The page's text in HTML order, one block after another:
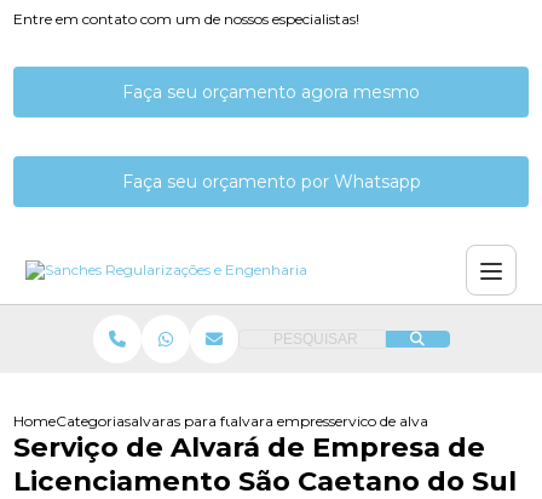
Entre em contato com um de nossos especialistas!
Faça seu orçamento agora mesmo
Faça seu orçamento por Whatsapp
PESQUISAR
HomeCategoriasalvaras para funcionamentoalvara empresa funcionamento
servico de alvara de empresa
Serviço de Alvará de Empresa de
Licenciamento São Caetano do Sul